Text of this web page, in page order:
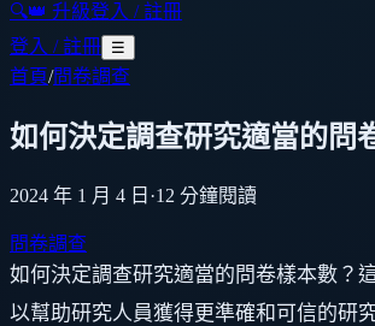
🔍👑 升級登入 / 註冊
登入 / 註冊 ☰
首頁/問卷調查
如何決定調查研究適當的問
2024 年 1 月 4 日 ·12 分鐘閱讀
問卷調查
如何決定調查研究適當的問卷樣本數？
以幫助研究人員獲得更準確和可信的研